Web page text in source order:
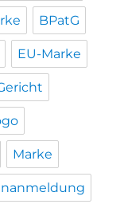
BPatG
EU-Marke
Marke